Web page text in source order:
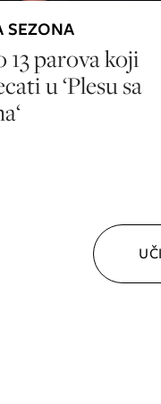
SEZONA
parova koji
u ‘Plesu sa